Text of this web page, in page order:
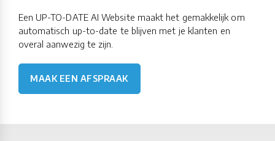
Een UP-TO-DATE AI Website maakt het gemakkelijk om
automatisch up-to-date te blijven met je klanten en
overal aanwezig te zijn.
MAAK EEN AFSPRAAK